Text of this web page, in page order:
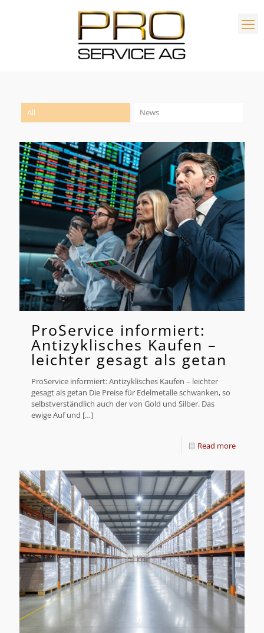
All News
ProService informiert:
Antizyklisches Kaufen –
leichter gesagt als getan
ProService informiert: Antizyklisches Kaufen – leichter
gesagt als getan Die Preise für Edelmetalle schwanken, so
selbstverständlich auch der von Gold und Silber. Das
ewige Auf und […]
Read more